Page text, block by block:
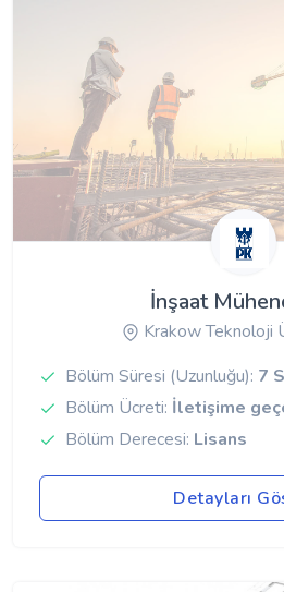
İnşaat
Krakow Teknoloji
Bölüm Süresi (Uzunluğu): 7
Bölüm Ücreti: İletişime
Bölüm Derecesi: Lisans
Detayları